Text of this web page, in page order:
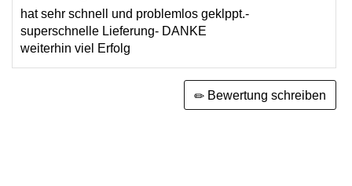
hat sehr schnell und problemlos geklppt.-
superschnelle Lieferung- DANKE
weiterhin viel Erfolg
Bewertung schreiben